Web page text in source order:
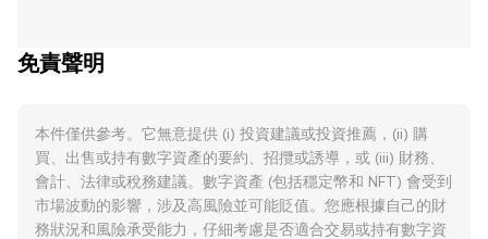
免責聲明
本件僅供參考。它無意提供 (i) 投資建議或投資推薦，(ii) 購
買、出售或持有數字資產的要約、招攬或誘導，或 (iii) 財務、
會計、法律或稅務建議。數字資產 (包括穩定幣和 NFT) 會受到
市場波動的影響，涉及高風險並可能貶值。您應根據自己的財
務狀況和風險承受能力，仔細考慮是否適合交易或持有數字資